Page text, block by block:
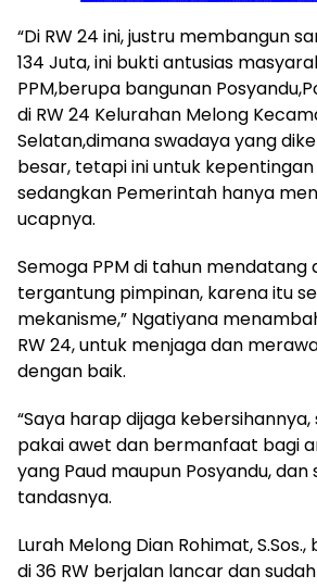
“Di RW 24 ini, justru membangun
134 Juta, ini bukti antusias
PPM,berupa bangunan
di RW 24 Kelurahan Melong
Selatan,dimana swadaya yang
besar, tetapi ini untuk
sedangkan Pemerintah hanya
ucapnya.
Semoga PPM di tahun mendatang
tergantung pimpinan, karena itu
mekanisme,” Ngatiyana
RW 24, untuk menjaga dan
dengan baik.
“Saya harap dijaga
pakai awet dan bermanfaat bagi
yang Paud maupun Posyandu, dan
tandasnya.
Lurah Melong Dian Rohimat, S.Sos.,
di 36 RW berjalan lancar dan